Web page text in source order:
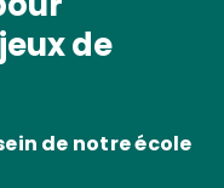
de
de notre école